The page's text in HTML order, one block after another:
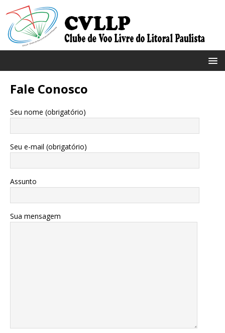
Fale Conosco
Seu nome (obrigatório)
Seu e-mail (obrigatório)
Assunto
Sua mensagem